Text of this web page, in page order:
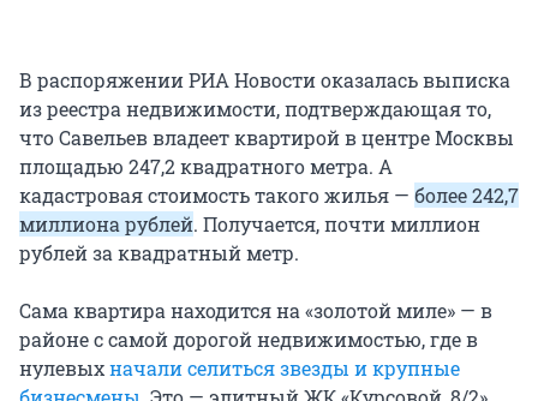
В распоряжении РИА Новости оказалась выписка
из реестра недвижимости, подтверждающая то,
что Савельев владеет квартирой в центре Москвы
площадью 247,2 квадратного метра. А
кадастровая стоимость такого жилья — более 242,7
миллиона рублей. Получается, почти миллион
рублей за квадратный метр.
Сама квартира находится на «золотой миле» — в
районе с самой дорогой недвижимостью, где в
нулевыхначали селиться звезды и крупные